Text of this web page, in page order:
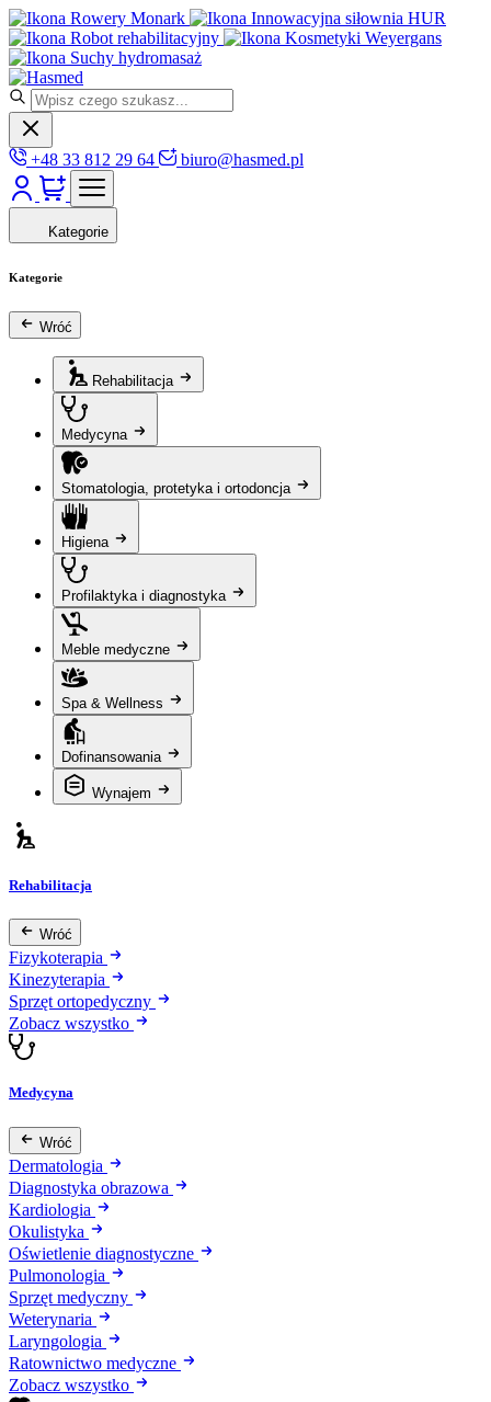
Rowery Monark
Innowacyjna siłownia HUR
Robot rehabilitacyjny
Kosmetyki Weyergans
Suchy hydromasaż
+48 33 812 29 64 biuro@hasmed.pl
Kategorie
Kategorie
Wróć
Rehabilitacja
Medycyna
Stomatologia, protetyka i ortodoncja
Higiena
Profilaktyka i diagnostyka
Meble medyczne
Spa & Wellness
Dofinansowania
Wynajem
Rehabilitacja
Wróć
Fizykoterapia
Kinezyterapia
Sprzęt ortopedyczny
Zobacz wszystko
Medycyna
Wróć
Dermatologia
Diagnostyka obrazowa
Kardiologia
Okulistyka
Oświetlenie diagnostyczne
Pulmonologia
Sprzęt medyczny
Weterynaria
Laryngologia
Ratownictwo medyczne
Zobacz wszystko